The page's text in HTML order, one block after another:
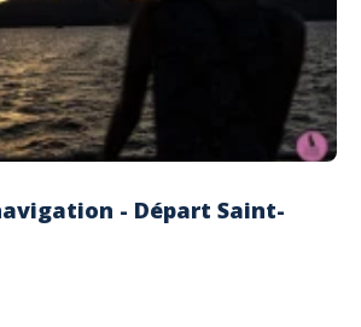
- Départ Saint-